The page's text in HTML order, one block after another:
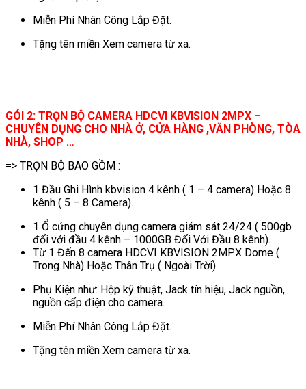
Miễn Phí Nhân Công Lắp Đặt.
Tặng tên miền Xem camera từ xa.
GÓI 2: TRỌN BỘ CAMERA HDCVI KBVISION 2MPX –
CHUYÊN DỤNG CHO NHÀ Ở, CỬA HÀNG ,VĂN PHÒNG, TÒA
NHÀ, SHOP …
=> TRỌN BỘ BAO GỒM :
1 Đầu Ghi Hình kbvision 4 kênh ( 1 – 4 camera) Hoặc 8
kênh ( 5 – 8 Camera).
1 Ổ cứng chuyên dụng camera giám sát 24/24 ( 500gb
đối với đầu 4 kênh – 1000GB Đối Với Đầu 8 kênh).
Từ 1 Đến 8 camera HDCVI KBVISION 2MPX Dome (
Trong Nhà) Hoặc Thân Trụ ( Ngoài Trời).
Phụ Kiện như: Hộp kỹ thuật, Jack tín hiệu, Jack nguồn,
nguồn cấp điện cho camera.
Miễn Phí Nhân Công Lắp Đặt.
Tặng tên miền Xem camera từ xa.